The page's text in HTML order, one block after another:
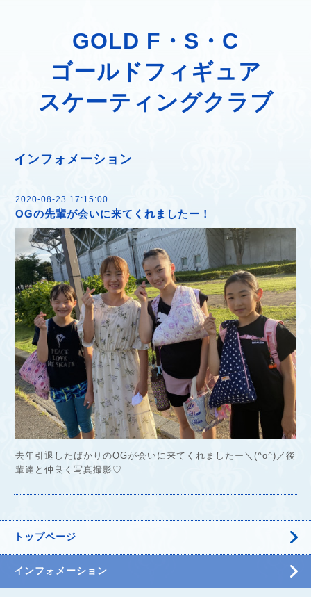
GOLD F・S・C
ゴールドフィギュア
スケーティングクラブ
インフォメーション
2020-08-23 17:15:00
OGの先輩が会いに来てくれましたー！
去年引退したばかりのOGが会いに来てくれましたー＼(^o^)／後
輩達と仲良く写真撮影♡
トップページ
インフォメーション